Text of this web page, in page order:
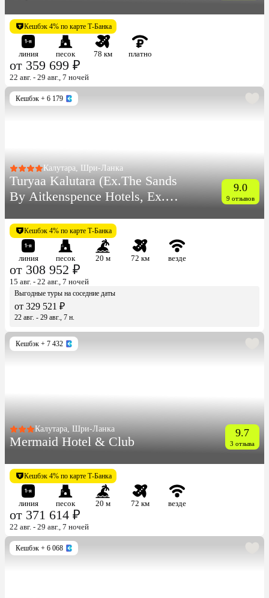
Кешбэк 4% по карте Т-Банка
линия песок 78 км платно
от 359 699 ₽
22 авг. - 29 авг., 7 ночей
Кешбэк + 6 179
Калутара, Шри-Ланка
Turyaa Kalutara (Ex.The Sands
By Aitkenspence Hotels, Ex.
9.0
9 отзывов
Кешбэк 4% по карте Т-Банка
линия песок 20 м 72 км везде
от 308 952 ₽
15 авг. - 22 авг., 7 ночей
Выгодные туры на соседние даты
от 329 521 ₽
22 авг. - 29 авг., 7 н.
Кешбэк + 7 432
Калутара, Шри-Ланка
Mermaid Hotel & Club
9.7
3 отзыва
Кешбэк 4% по карте Т-Банка
линия песок 20 м 72 км везде
от 371 614 ₽
22 авг. - 29 авг., 7 ночей
Кешбэк + 6 068